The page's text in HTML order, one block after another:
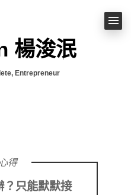
楊浚泯
Entrepreneur
？只能默默接
得